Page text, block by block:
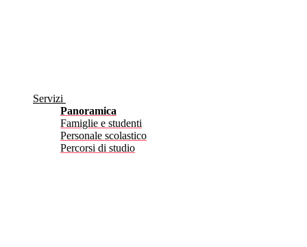
Servizi
Panoramica
Famiglie e studenti
Personale scolastico
Percorsi di studio